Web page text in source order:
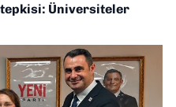
tepkisi: Üniversiteler